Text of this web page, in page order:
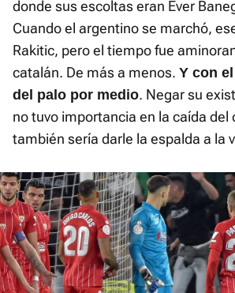
donde sus escoltas eran Éver
Cuando el argentino se marchó,
Rakitic, pero el tiempo fue
catalán. De más a menos. Y con
del palo por medio. Negar su
no tuvo importancia en la caída
también sería darle la espalda a la